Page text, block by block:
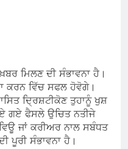
ਮਿਲਣ ਦੀ ਸੰਭਾਵਨਾ ਹੈ।
ਕਰਨ ਵਿੱਚ ਸਫਲ ਹੋਵੋਗੇ।
ਦ੍ਰਿਸ਼ਟੀਕੋਣ ਤੁਹਾਨੂੰ ਖੁਸ਼
ਗਏ ਫੈਸਲੇ ਉਚਿਤ ਨਤੀਜੇ
ਜਾਂ ਕਰੀਅਰ ਨਾਲ ਸਬੰਧਤ
ਪੂਰੀ ਸੰਭਾਵਨਾ ਹੈ।